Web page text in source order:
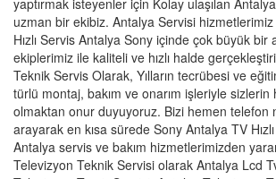
yaptırmak isteyenler için Kolay ulaşılan
uzman bir ekibiz. Antalya Servisi
Hızlı Servis Antalya Sony içinde çok büyük bir
ekiplerimiz ile kaliteli ve hızlı halde
Teknik Servis Olarak, Yılların tecrübesi ve
türlü montaj, bakım ve onarım işleriyle sizlerin
olmaktan onur duyuyoruz. Bizi hemen telefon
arayarak en kısa sürede Sony Antalya TV
Antalya servis ve bakım hizmetlerimizden
Televizyon Teknik Servisi olarak Antalya Lcd